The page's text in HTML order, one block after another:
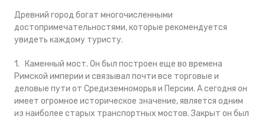
Древний город богат многочисленными
достопримечательностями, которые рекомендуется
увидеть каждому туристу.
1. Каменный мост. Он был построен еще во времена
Римской империи и связывал почти все торговые и
деловые пути от Средиземноморья и Персии. А сегодня он
имеет огромное историческое значение, является одним
из наиболее старых транспортных мостов. Закрыт он был